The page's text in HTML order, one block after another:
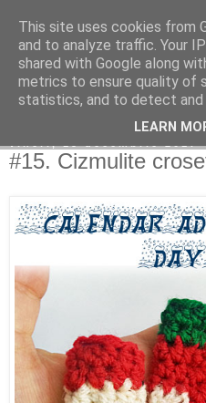
Copilarim
#15. Cizmulite
This site uses cookies from
and to analyze traffic. Your
shared with Google along
metrics to ensure quality of
statistics, and to detect and
LEARN